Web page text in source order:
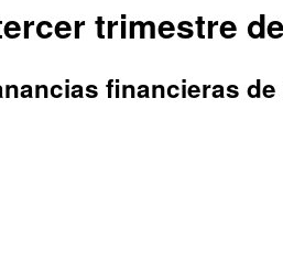
trimestre
financieras